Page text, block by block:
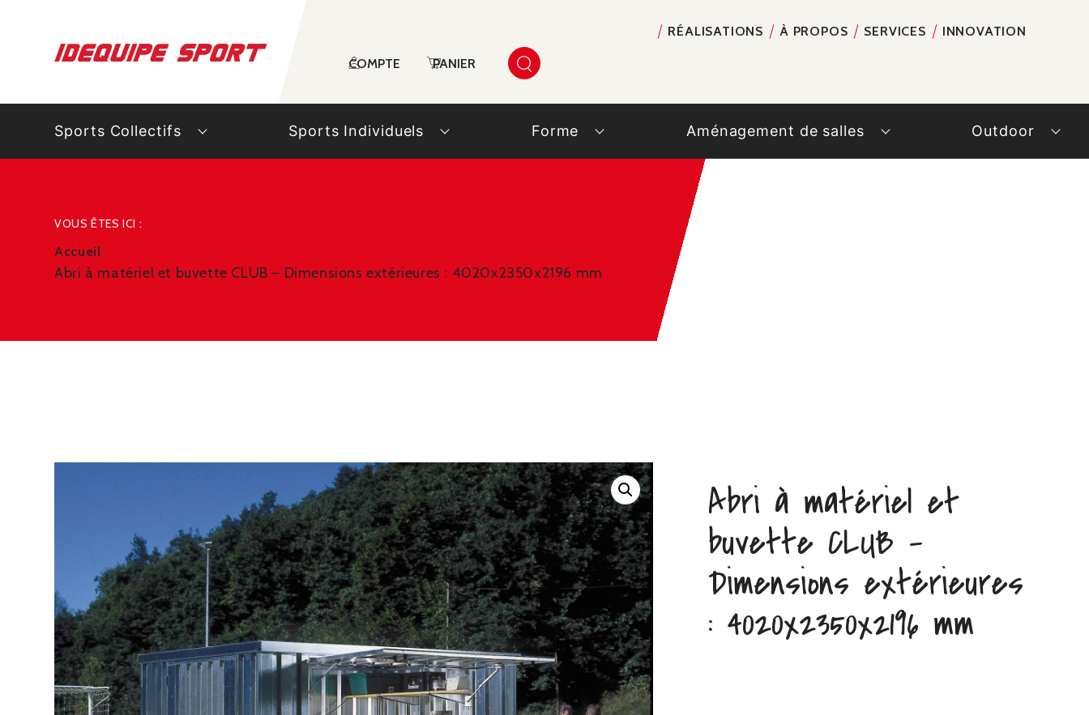
RÉALISATIONS À PROPOS SERVICES INNOVATION
COMPTE PANIER
Sports Collectifs Sports Individuels Forme Aménagement de salles Outdoor
VOUS ÊTES ICI :
Accueil
Abri à matériel et buvette CLUB – Dimensions extérieures : 4020x2350x2196 mm
Abri à matériel et
buvette CLUB –
Dimensions extérieures
: 4020x2350x2196 mm